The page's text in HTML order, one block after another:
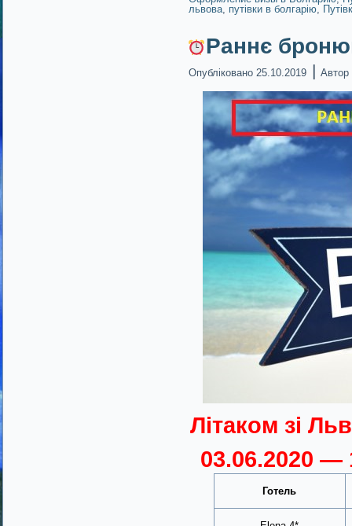
львова путівки в болгарію,
Раннє
Опубліковано 25.10.2019 | Автор
Літаком зі
03.06.2020 —
Готель